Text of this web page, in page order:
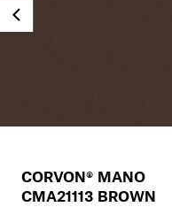
CORVON® MANO
CMA21113 BROWN